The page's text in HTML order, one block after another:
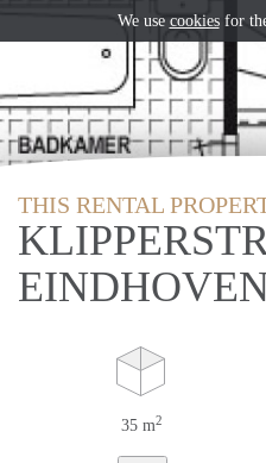
THIS RENTAL
35 m2
We use cookiesfor